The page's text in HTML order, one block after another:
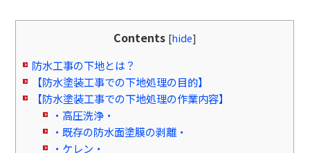
Contents [hide]
防水工事の下地とは？
【防水塗装工事での下地処理の目的】
【防水塗装工事での下地処理の作業内容】
・高圧洗浄・
・既存の防水面塗膜の剥離・
・ケレン・